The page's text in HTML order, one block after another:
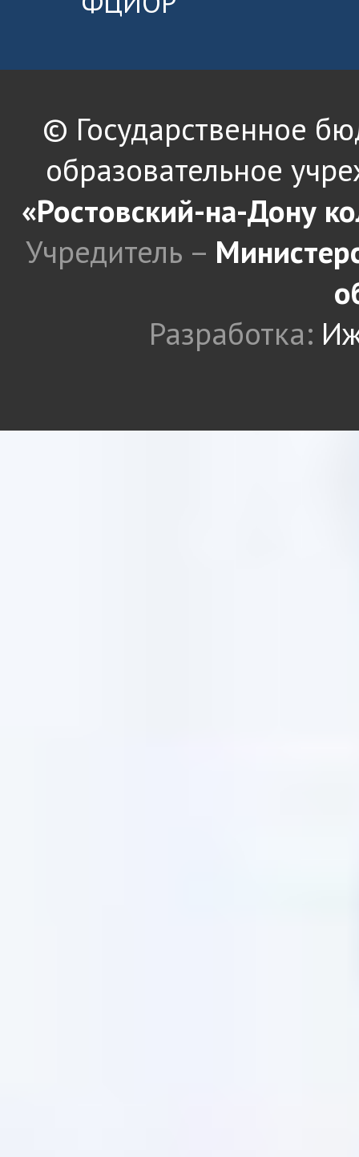
© Государственное
образовательное
«Ростовский-на-Дону
Учредитель –
Разработка: